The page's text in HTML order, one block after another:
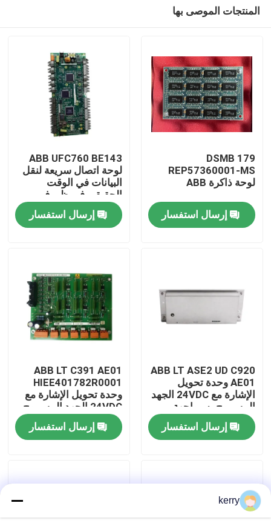
المنزل
المنتجات
معلومات عنا
جولة في المعمل
رقابة جودة
اتصل بنا
مدونة
اطلب اقتباس
ABB 800xa
المنتجات الموصى بها
DSMB 179
REP57360001-MS
لوحة ذاكرة ABB
إرسال استفسار
ABB UFC760 BE143
لوحة اتصال سريعة لنقل
البيانات في الوقت
الحقيقي في ظروف
مصنع قاسية مع سهولة
التثبيتإرسال استفسار
ABB LT ASE2 UD C920
AE01 وحدة تحويل
الإشارة مع 24VDC الجهد
المسموح به وواجهة
طاقة مستقرة لسهولة
التثبيتإرسال استفسار
ABB LT C391 AE01
HIEE401782R0001
وحدة تحويل الإشارة مع
24VDC الجهد المسموح
به وأجزاء صناعية دائمة
لتحويل الإشارة بدقة
إرسال استفسار
kerry